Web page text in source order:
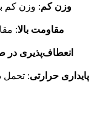
وزن کم: وزن کم
مقاومت بالا:
انعطاف‌پذیری در
پایداری حرارتی: تحمل